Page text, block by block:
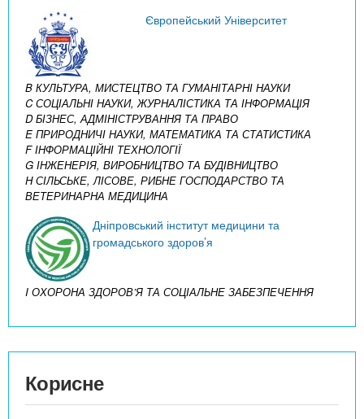
Європейський Університет
B КУЛЬТУРА, МИСТЕЦТВО ТА ГУМАНІТАРНІ НАУКИ
C СОЦІАЛЬНІ НАУКИ, ЖУРНАЛІСТИКА ТА ІНФОРМАЦІЯ
D БІЗНЕС, АДМІНІСТРУВАННЯ ТА ПРАВО
E ПРИРОДНИЧІ НАУКИ, МАТЕМАТИКА ТА СТАТИСТИКА
F ІНФОРМАЦІЙНІ ТЕХНОЛОГІЇ
G ІНЖЕНЕРІЯ, ВИРОБНИЦТВО ТА БУДІВНИЦТВО
H СІЛЬСЬКЕ, ЛІСОВЕ, РИБНЕ ГОСПОДАРСТВО ТА
ВЕТЕРИНАРНА МЕДИЦИНА
Дніпровський інститут медицини та
громадського здоров’я
I ОХОРОНА ЗДОРОВ’Я ТА СОЦІАЛЬНЕ ЗАБЕЗПЕЧЕННЯ
Корисне